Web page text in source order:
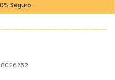
Seguro